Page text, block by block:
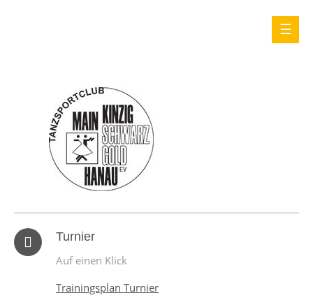
Turnier
Auf einen Klick
Trainingsplan Turnier